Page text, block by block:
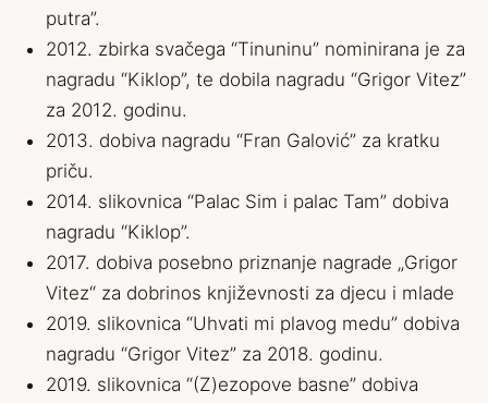
putra”.
2012. zbirka svačega “Tinuninu” nominirana je za
nagradu “Kiklop”, te dobila nagradu “Grigor Vitez”
za 2012. godinu.
2013. dobiva nagradu “Fran Galović” za kratku
priču.
2014. slikovnica “Palac Sim i palac Tam” dobiva
nagradu “Kiklop”.
2017. dobiva posebno priznanje nagrade „Grigor
Vitez“ za dobrinos književnosti za djecu i mlade
2019. slikovnica “Uhvati mi plavog medu” dobiva
nagradu “Grigor Vitez” za 2018. godinu.
2019. slikovnica “(Z)ezopove basne” dobiva